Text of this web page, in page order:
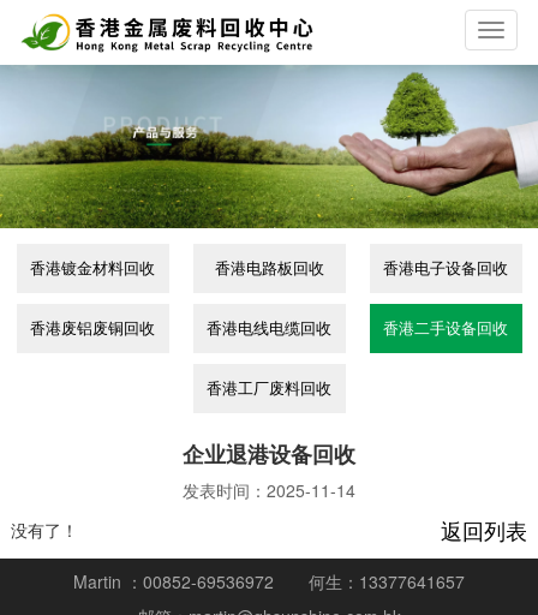
T
o
l
e
n
a
v
g
t
香港镀金材料回收 香港电路板回收 香港电子设备回收
香港废铝废铜回收 香港电线电缆回收 香港二手设备回收
香港工厂废料回收
企业退港设备回收
发表时间： 2025-11-14
没有了！
返回列表
Martin ：00852-69536972
何生：13377641657